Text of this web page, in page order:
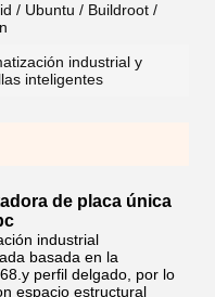
/ Ubuntu / Buildroot /
industrial y
inteligentes
de placa única
industrial
basada en la
perfil delgado, por lo
espacio estructural